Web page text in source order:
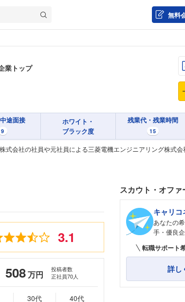
無料
業トップ
途面接
9
ホワイト・
ブラック度
残業代・残業時間
15
会社の社員や元社員による三菱電機エンジニアリング株式
3.1
508万円
投稿者数
正社員70人
30代
40代
スカウト・オファ
キャリ
あなたの
手・優良
転職サポート
詳し